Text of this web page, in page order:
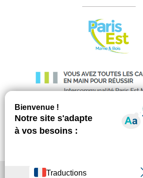
© Paris Est Marne & Bois
Menu